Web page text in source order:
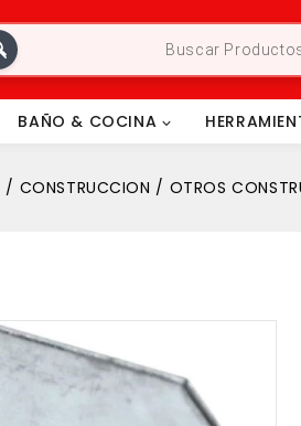
BAÑO & COCINA
/ CONSTRUCCION / OTROS